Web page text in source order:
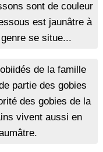
sont de couleur
est jaunâtre à
se situe...
de la famille
partie des gobies
des gobies de la
vivent aussi en